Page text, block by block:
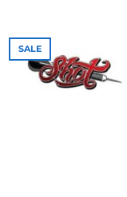
SALE